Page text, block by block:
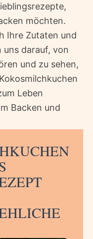
möchten.
Ihre Zutaten und
uns darauf, von
und zu sehen,
Leben
Backen und